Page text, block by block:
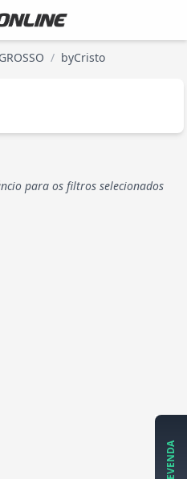
/ byCristo
para os filtros selecionados